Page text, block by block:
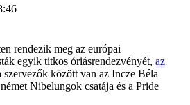
rendezik meg az európai
egyik titkos óriásrendezvényét, az
szervezők között van az Incze Béla
Nibelungok csatája és a Pride